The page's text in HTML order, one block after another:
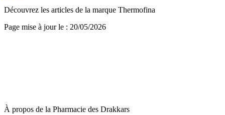
Découvrez les articles de la marque Thermofina
Page mise à jour le : 20/05/2026
À propos de la Pharmacie des Drakkars